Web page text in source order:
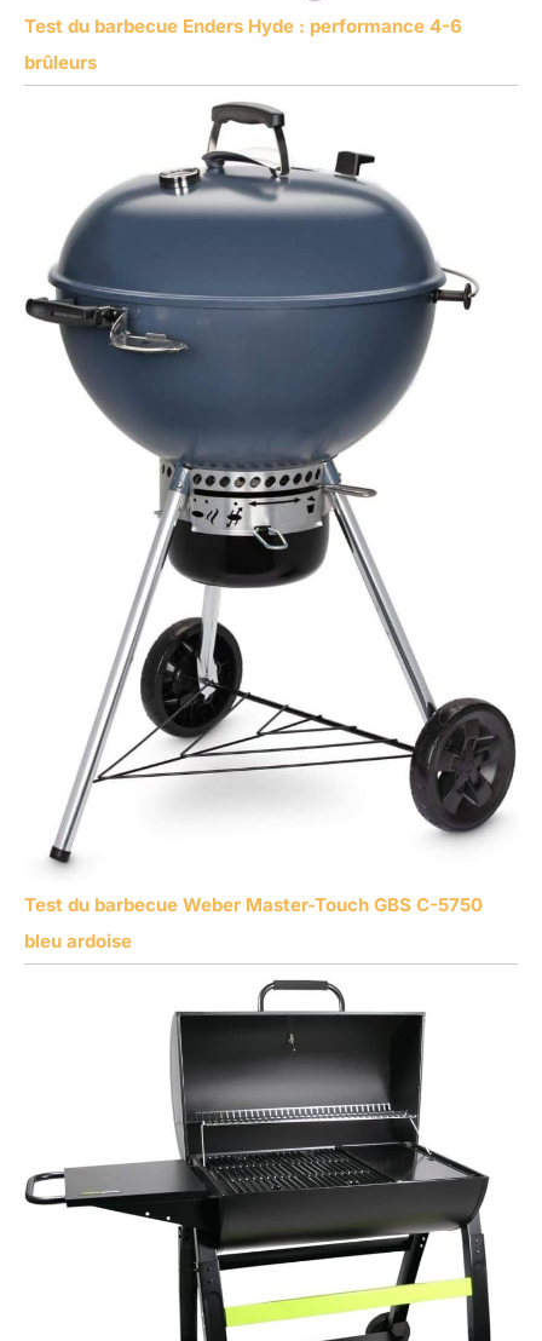
Test du barbecue Enders Hyde : performance 4-6
brûleurs
Test du barbecue Weber Master-Touch GBS C-5750
bleu ardoise